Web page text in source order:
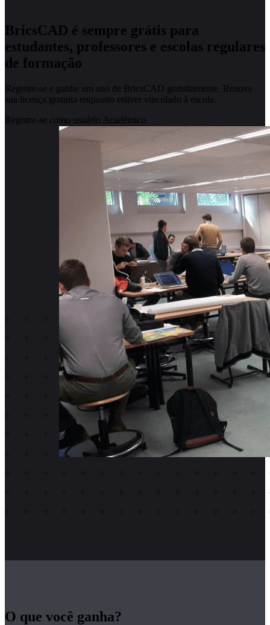
BricsCAD é sempre grátis para
estudantes, professores e escolas regulares
de formação
Registre-se e ganhe um ano de BricsCAD gratuitamente. Renove
sua licença gratuita enquanto estiver vinculado à escola.
Registre-se como usuário Acadêmico
O que você ganha?